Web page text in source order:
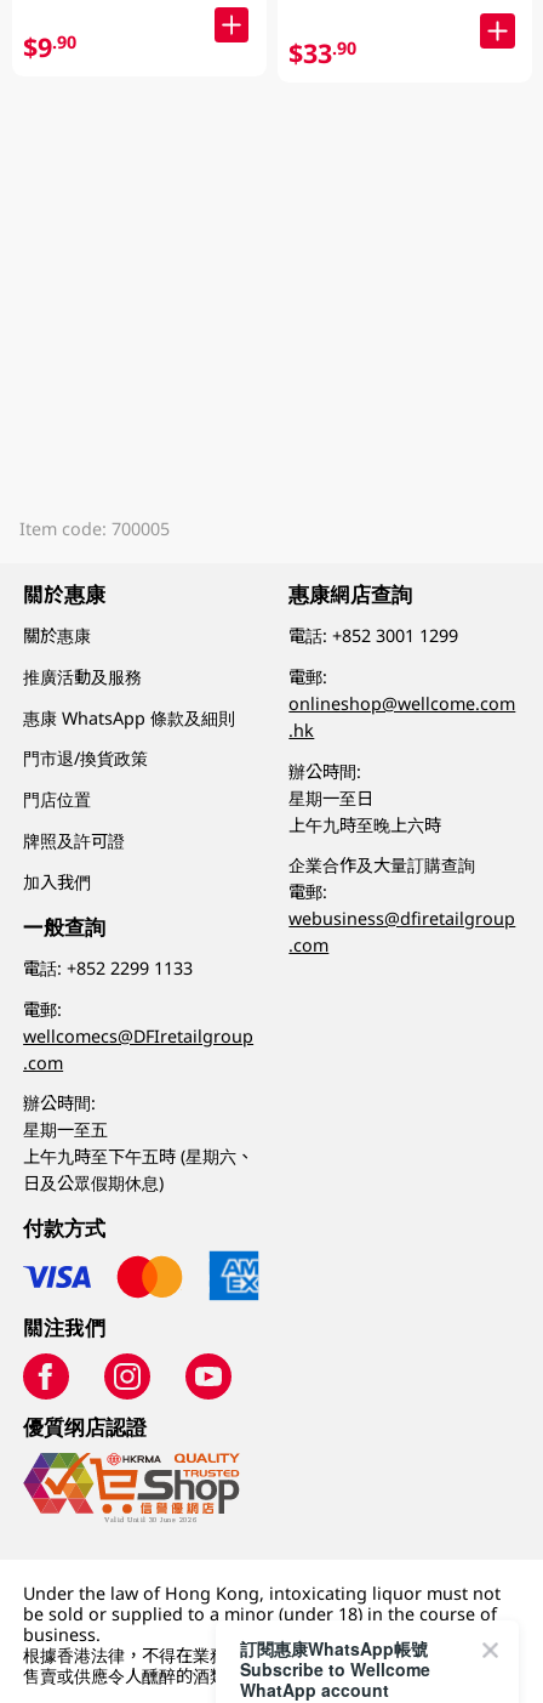
$9.90 $33.90
Item code: 700005
關於惠康
關於惠康
推廣活動及服務
惠康 WhatsApp 條款及細則
門市退/換貨政策
門店位置
牌照及許可證
加入我們
一般查詢
電話:+852 2299 1133
電郵:
wellcomecs@DFIretailgroup
.com
辦公時間:
星期一至五
上午九時至下午五時 (星期六、
日及公眾假期休息)
惠康網店查詢
電話:+852 3001 1299
電郵:
onlineshop@wellcome.com
.hk
辦公時間:
星期一至日
上午九時至晚上六時
企業合作及大量訂購查詢
電郵:
webusiness@dfiretailgroup
.com
付款方式
關注我們
優質纲店認證
Under the law of Hong Kong, intoxicating liquor must not
be sold or supplied to a minor (under 18) in the course of
business.
根據香港法律，不得在業務過程中，向未成年人 (18 歲以下人士)
售賣或供應令人醺醉的酒類。
訂閱惠康WhatsApp帳號
Subscribe to Wellcome
WhatApp account